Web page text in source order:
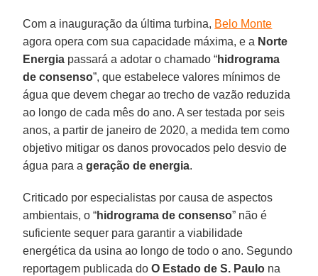
Com a inauguração da última turbina, Belo Monte
agora opera com sua capacidade máxima, e a Norte
Energia passará a adotar o chamado “hidrograma
de consenso”, que estabelece valores mínimos de
água que devem chegar ao trecho de vazão reduzida
ao longo de cada mês do ano. A ser testada por seis
anos, a partir de janeiro de 2020, a medida tem como
objetivo mitigar os danos provocados pelo desvio de
água para ageração de energia.
Criticado por especialistas por causa de aspectos
ambientais, o “hidrograma de consenso” não é
suficiente sequer para garantir a viabilidade
energética da usina ao longo de todo o ano. Segundo
reportagem publicada doO Estado de S. Paulo na